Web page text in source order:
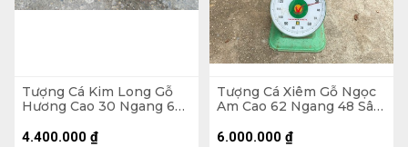
Tượng Cá Kim Long Gỗ
Hương Cao 30 Ngang 66
4.400.000 ₫
Tượng Cá Xiêm Gỗ Ngọc
Am Cao 62 Ngang 48 Sâu
6.000.000 ₫